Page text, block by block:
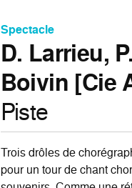
Spectacle
D. Larrieu,
Boivin [Cie
Piste
Trois drôles de
pour un tour de chant